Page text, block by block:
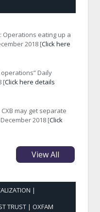
Operations eating up a
2018 [Click here
Daily
[Click here details
may get separate
2018 [Click
View All
|
TRUST | OXFAM